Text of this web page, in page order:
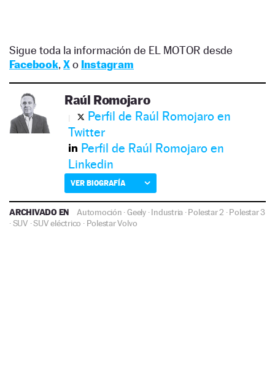
Sigue toda la información de EL MOTOR desde
Facebook, Xo Instagram
Raúl Romojaro
Perfil de Raúl Romojaro en
Twitter
Perfil de Raúl Romojaro en
Linkedin
VER BIOGRAFÍA
ARCHIVADO EN Automoción ·Geely·Industria ·Polestar 2 ·Polestar 3
·SUV ·SUV eléctrico · PolestarVolvo